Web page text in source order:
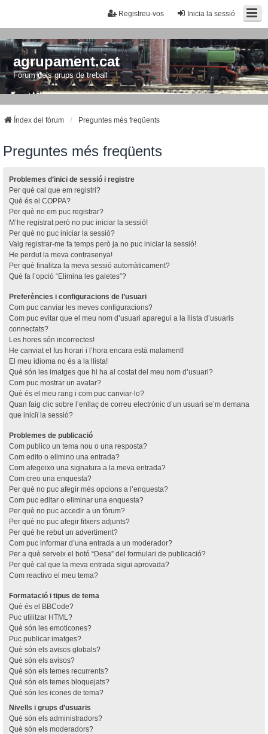
Inicia la sessió
Registreu-vos
agrupament.cat
Fòrum dels grups de treball
Índex del fòrum Preguntes més freqüents
Preguntes més freqüents
Problemes d’inici de sessió i registre
Per què cal que em registri?
Què és el COPPA?
Per què no em puc registrar?
M’he registrat però no puc iniciar la sessió!
Per què no puc iniciar la sessió?
Vaig registrar-me fa temps però ja no puc iniciar la sessió!
He perdut la meva contrasenya!
Per què finalitza la meva sessió automàticament?
Què fa l’opció “Elimina les galetes”?
Preferències i configuracions de l’usuari
Com puc canviar les meves configuracions?
Com puc evitar que el meu nom d’usuari aparegui a la llista d’usuaris
connectats?
Les hores són incorrectes!
He canviat el fus horari i l’hora encara està malament!
El meu idioma no és a la llista!
Què són les imatges que hi ha al costat del meu nom d’usuari?
Com puc mostrar un avatar?
Què és el meu rang i com puc canviar-lo?
Quan faig clic sobre l’enllaç de correu electrònic d’un usuari se’m demana
que iniciï la sessió?
Problemes de publicació
Com publico un tema nou o una resposta?
Com edito o elimino una entrada?
Com afegeixo una signatura a la meva entrada?
Com creo una enquesta?
Per què no puc afegir més opcions a l’enquesta?
Com puc editar o eliminar una enquesta?
Per què no puc accedir a un fòrum?
Per què no puc afegir fitxers adjunts?
Per què he rebut un advertiment?
Com puc informar d’una entrada a un moderador?
Per a què serveix el botó “Desa” del formulari de publicació?
Per què cal que la meva entrada sigui aprovada?
Com reactivo el meu tema?
Formatació i tipus de tema
Què és el BBCode?
Puc utilitzar HTML?
Què són les emoticones?
Puc publicar imatges?
Què són els avisos globals?
Què són els avisos?
Què són els temes recurrents?
Què són els temes bloquejats?
Què són les icones de tema?
Nivells i grups d’usuaris
Què són els administradors?
Què són els moderadors?